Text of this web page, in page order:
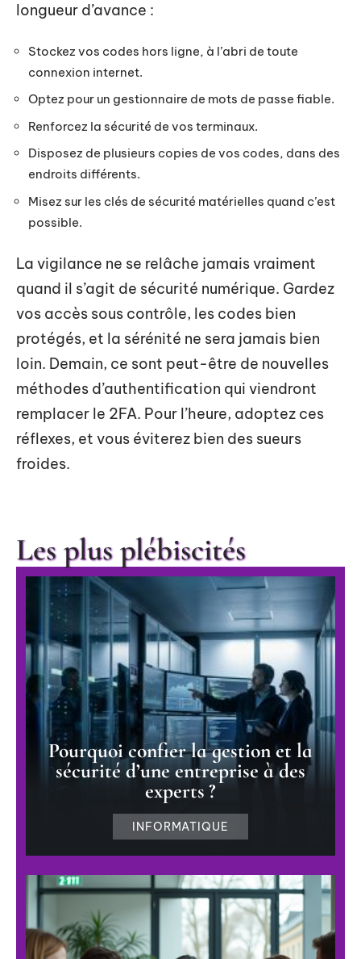
longueur d’avance :
Stockez vos codes hors ligne, à l’abri de toute
connexion internet.
Optez pour un gestionnaire de mots de passe fiable.
Renforcez la sécurité de vos terminaux.
Disposez de plusieurs copies de vos codes, dans des
endroits différents.
Misez sur les clés de sécurité matérielles quand c’est
possible.
La vigilance ne se relâche jamais vraiment
quand il s’agit de sécurité numérique. Gardez
vos accès sous contrôle, les codes bien
protégés, et la sérénité ne sera jamais bien
loin. Demain, ce sont peut-être de nouvelles
méthodes d’authentification qui viendront
remplacer le 2FA. Pour l’heure, adoptez ces
réflexes, et vous éviterez bien des sueurs
froides.
Les plus plébiscités
Pourquoi confier la gestion et la
sécurité d’une entreprise à des
experts ?
INFORMATIQUE